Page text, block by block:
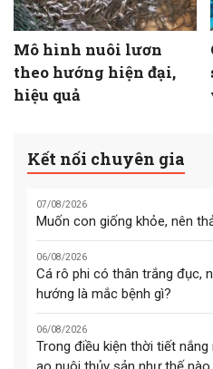
Mô hình nuôi lươn
theo hướng hiện đại,
hiệu quả
Kết nối chuyên gia
07/08/2026
Muốn con giống khỏe, nên
06/08/2026
Cá rô phi có thân trắng đục,
hướng là mắc bệnh gì?
06/08/2026
Trong điều kiện thời tiết